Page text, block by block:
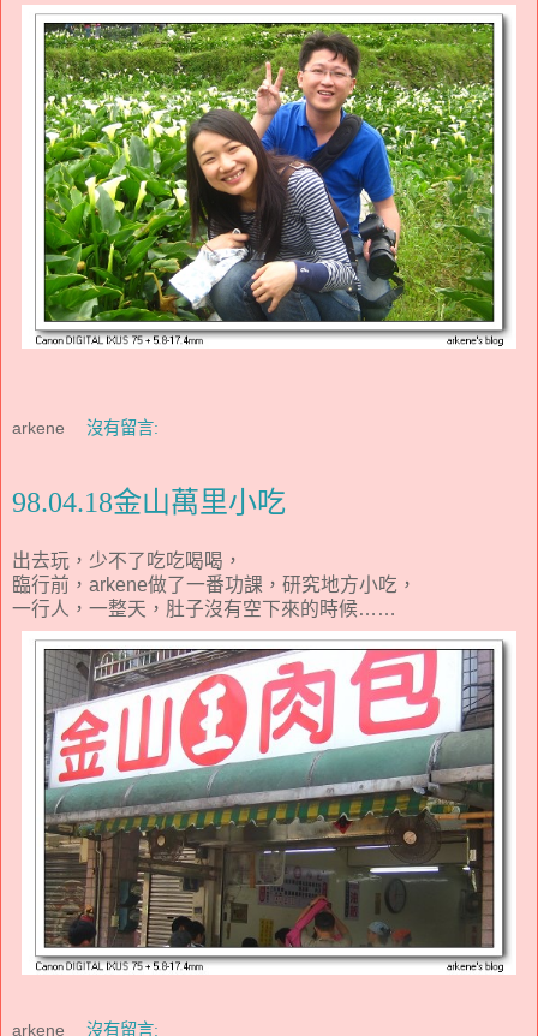
arkene 沒有留言:
98.04.18金山萬里小吃
出去玩，少不了吃吃喝喝，
臨行前，arkene做了一番功課，研究地方小吃，
一行人，一整天，肚子沒有空下來的時候……
arkene 沒有留言: